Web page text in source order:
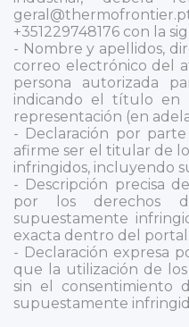
+351229748176 con la
- Nombre y apellidos,
correo electrónico del
persona autorizada
indicando el título en
representación (en
- Declaración por
afirme ser el titular de
infringidos, incluyendo
- Descripción precisa
por los derechos
supuestamente
exacta dentro del portal.
- Declaración expresa
que la utilización de
sin el consentimiento
supuestamente